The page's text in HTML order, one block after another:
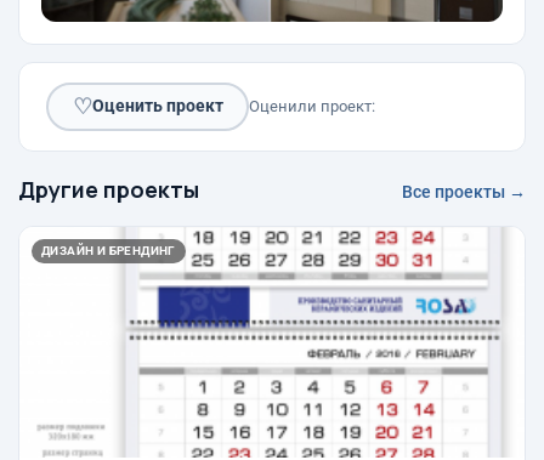
♡Оценить проект Оценили проект:
Другие проекты Все проекты →
ДИЗАЙН И БРЕНДИНГ